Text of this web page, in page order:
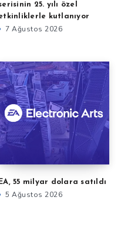
25. yılı özel
kutlanıyor
7 Ağustos 2026
EA, 55 milyar dolara satıldı
5 Ağustos 2026